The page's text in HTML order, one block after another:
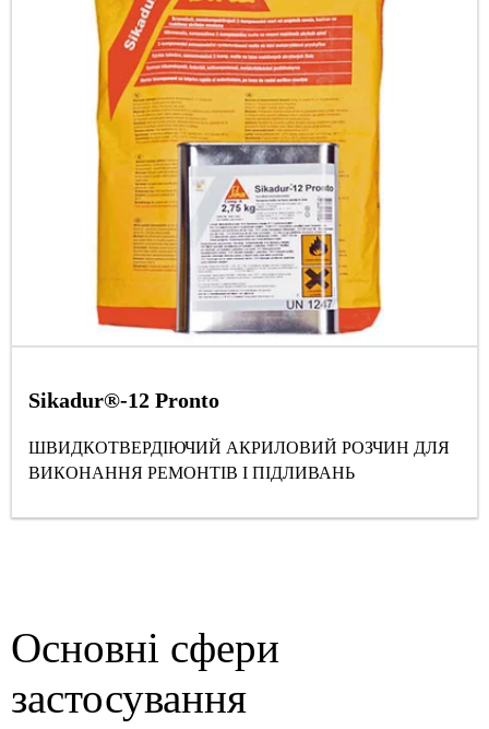
Sikadur®-12 Pronto
ШВИДКОТВЕРДІЮЧИЙ АКРИЛОВИЙ РОЗЧИН ДЛЯ
ВИКОНАННЯ РЕМОНТІВ І ПІДЛИВАНЬ
Основні сфери
застосування